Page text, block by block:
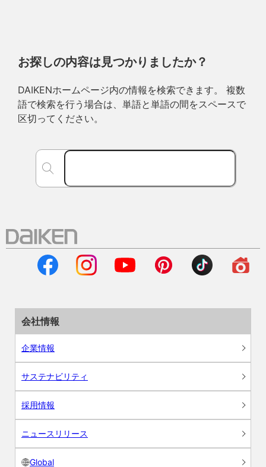
お探しの内容は見つかりましたか？
DAIKENホームページ内の情報を検索できます。 複数
語で検索を行う場合は、単語と単語の間をスペースで
区切ってください。
会社情報
企業情報
サステナビリティ
採用情報
ニュースリリース
Global